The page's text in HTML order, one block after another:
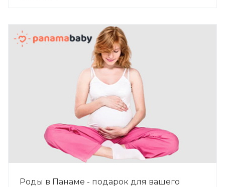
Роды в Панаме - подарок для вашего